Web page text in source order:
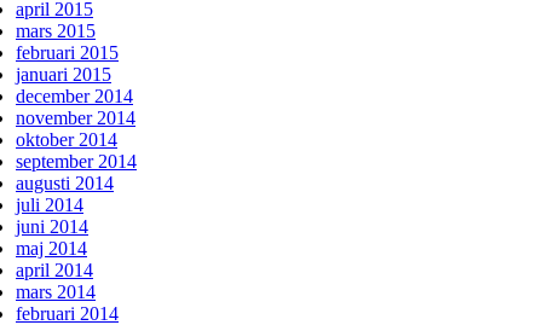
april 2015
mars 2015
februari 2015
januari 2015
december 2014
november 2014
oktober 2014
september 2014
augusti 2014
juli 2014
juni 2014
maj 2014
april 2014
mars 2014
februari 2014